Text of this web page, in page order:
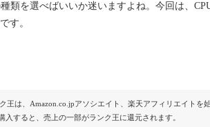
類を選べばいいか迷いますよね。今回は、
す。
王は、Amazon.co.jpアソシエイト、楽天アフィリエイト
すると、売上の一部がランク王に還元されます。